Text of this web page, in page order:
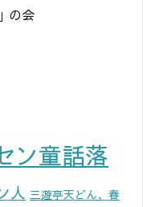
の会
ン童話落
人 三遊亭天どん、春